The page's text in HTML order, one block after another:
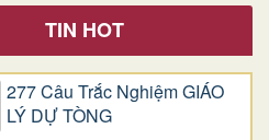
TIN HOT
277 Câu Trắc Nghiệm GIÁO
LÝ DỰ TÒNG